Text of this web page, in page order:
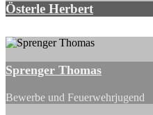
Österle Herbert
Sprenger Thomas
Bewerbe und Feuerwehrjugend